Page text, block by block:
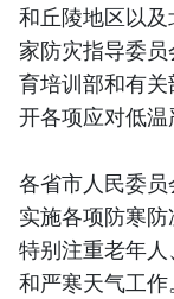
和丘陵地区以
家防灾指导委
育培训部和有
开各项应对低温
各省市人民委
实施各项防寒
特别注重老年
和严寒天气工